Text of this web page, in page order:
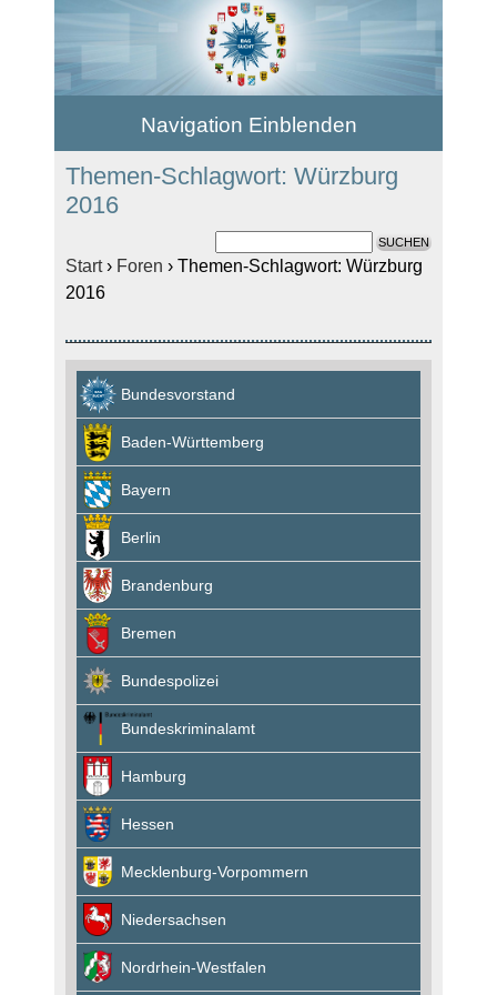
Navigation Einblenden
Themen-Schlagwort: Würzburg
2016
Start › Foren › Themen-Schlagwort: Würzburg
2016
Bundesvorstand
Baden-Württemberg
Bayern
Berlin
Brandenburg
Bremen
Bundespolizei
Bundeskriminalamt
Hamburg
Hessen
Mecklenburg-Vorpommern
Niedersachsen
Nordrhein-Westfalen